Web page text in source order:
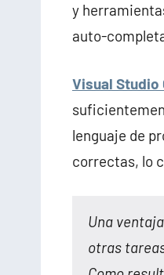
y
auto-
Visual Studio
lenguaje de
correctas, lo
Una
otras